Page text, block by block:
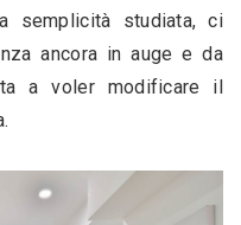
semplicità studiata, ci
ancora in auge e da
a voler modificare il